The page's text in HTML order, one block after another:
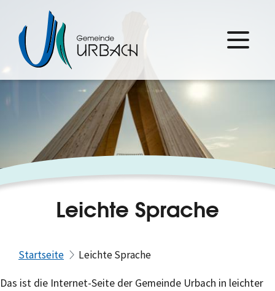
Leichte Sprache
Startseite Leichte Sprache
Das ist die Internet-Seite der Gemeinde Urbach in leichter